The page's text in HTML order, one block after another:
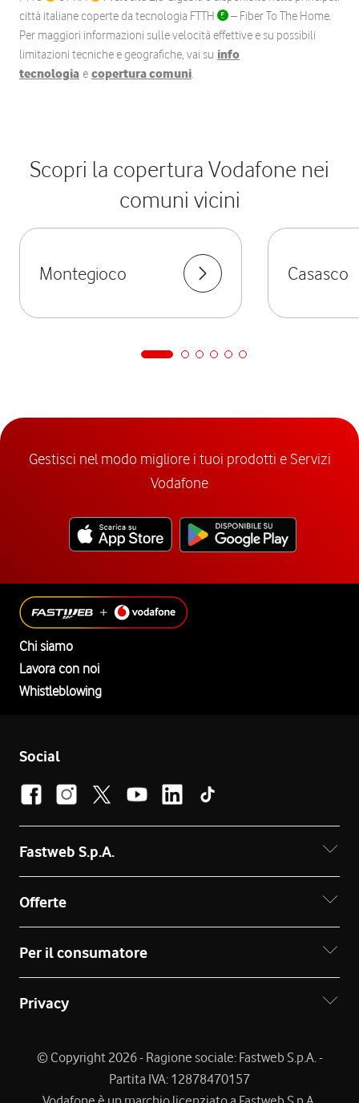
città italiane coperte da tecnologia FTTH
– Fiber To The Home.
Per maggiori informazioni sulle velocità effettive e su possibili
limitazioni tecniche e geografiche, vai su info
tecnologia e copertura comuni.
Scopri la copertura Vodafone nei
comuni vicini
Montegioco Casasco
Gestisci nel modo migliore i tuoi prodotti e Servizi
Vodafone
Chi siamo
Lavora con noi
Whistleblowing
Social
Fastweb S.p.A.
Offerte
Per il consumatore
Privacy
© Copyright 2026 - Ragione sociale: Fastweb S.p.A. -
Partita IVA: 12878470157